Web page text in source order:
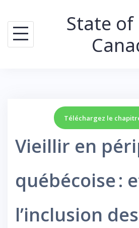
content
State of
Téléchargez le
Vieillir en
québécoise :
l’inclusion